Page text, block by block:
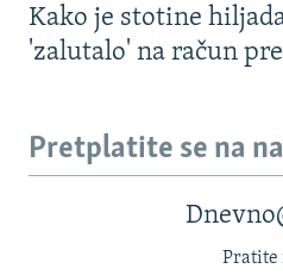
Kako je stotine
'zalutalo' na račun
Pretplatite se na
Pratite